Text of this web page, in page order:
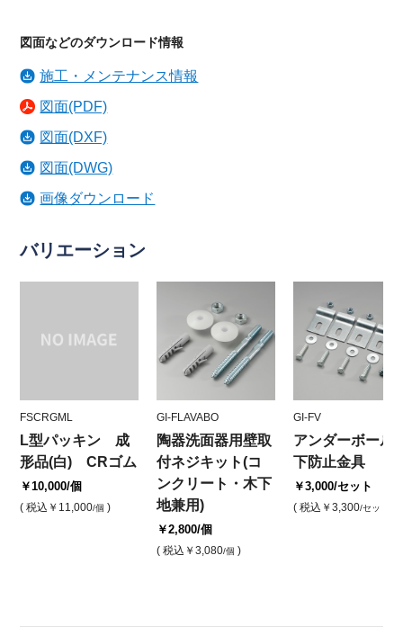
図面などのダウンロード情報
施工・メンテナンス情報
図面(PDF)
図面(DXF)
図面(DWG)
画像ダウンロード
バリエーション
FSCRGML
L型パッキン 成
形品(白) CRゴム
￥10,000/個
( 税込 ￥11,000/個 )
GI-FLAVABO
陶器洗面器用壁取
付ネジキット(コ
ンクリート・木下
地兼用)
￥2,800/個
( 税込 ￥3,080/個 )
GI-FV
アンダーボール
下防止金具
￥3,000/セット
( 税込 ￥3,300/セット